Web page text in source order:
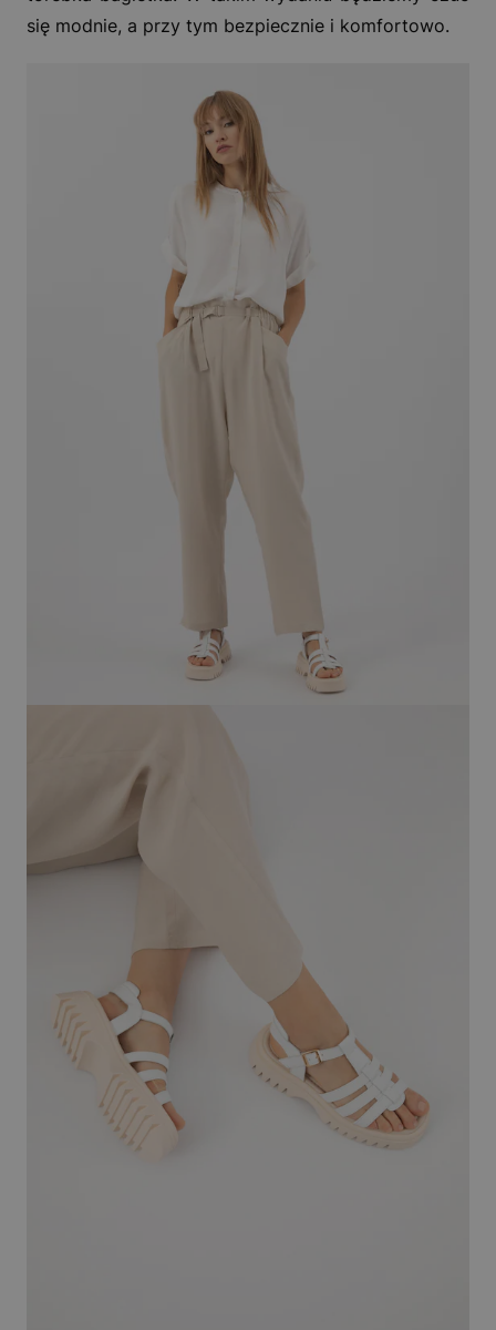
się modnie, a przy tym bezpiecznie i komfortowo.